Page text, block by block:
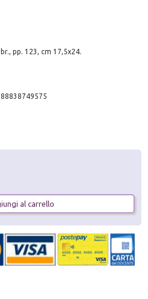
pp. 123, cm 17,5x24.
al carrello